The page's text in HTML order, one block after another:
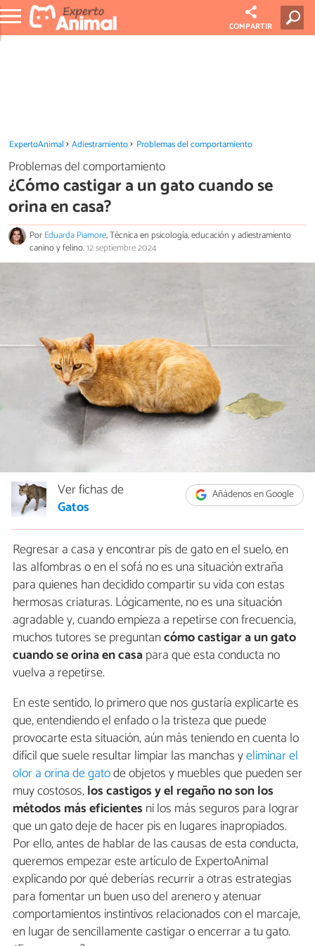
COMPARTIR
ExpertoAnimal Adiestramiento Problemas del comportamiento
Problemas del comportamiento
¿Cómo castigar a un gato cuando se
orina en casa?
PorEduarda Piamore, Técnica en psicología, educación y adiestramiento
canino y felino.12 septiembre 2024
Añádenos en Google
Ver fichas de
Gatos
Regresar a casa y encontrar pis de gato en el suelo, en
las alfombras o en el sofá no es una situación extraña
para quienes han decidido compartir su vida con estas
hermosas criaturas. Lógicamente, no es una situación
agradable y, cuando empieza a repetirse con frecuencia,
muchos tutores se preguntancómo castigar a un gato
cuando se orina en casapara que esta conducta no
vuelva a repetirse.
En este sentido, lo primero que nos gustaría explicarte es
que, entendiendo el enfado o la tristeza que puede
provocarte esta situación, aún más teniendo en cuenta lo
difícil que suele resultar limpiar las manchas yeliminar el
olor a orina de gatode objetos y muebles que pueden ser
muy costosos,los castigos y el regaño no son los
métodos más eficientes ni los más seguros para lograr
que un gato deje de hacer pis en lugares inapropiados.
Por ello, antes de hablar de las causas de esta conducta,
queremos empezar este artículo de ExpertoAnimal
explicando por qué deberías recurrir a otras estrategias
para fomentar un buen uso del arenero y atenuar
comportamientos instintivos relacionados con el marcaje,
en lugar de sencillamente castigar o encerrar a tu gato.